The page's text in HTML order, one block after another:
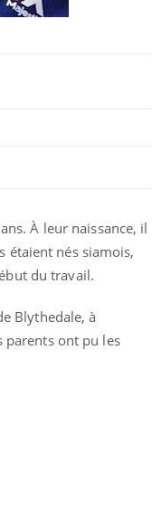
À leur naissance, il
étaient nés siamois,
du travail.
Blythedale, à
parents ont pu les
des Mains : se
l’été !Youtube
plage, piscine,
plein air… Nos mains